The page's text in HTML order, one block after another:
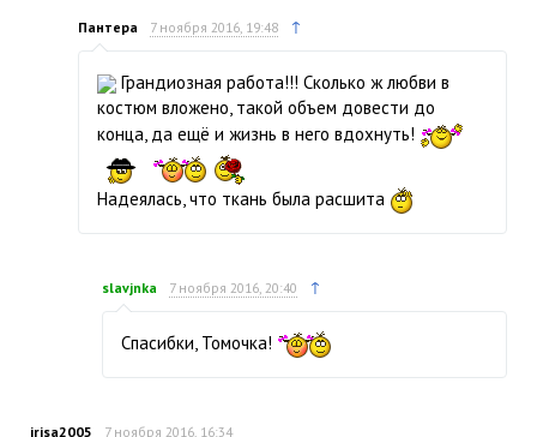
Пантера 7 ноября 2016, 19:48 ↑
Грандиозная работа!!! Сколько ж любви в
костюм вложено, такой объем довести до
конца, да ещё и жизнь в него вдохнуть!
Надеялась, что ткань была расшита
slavjnka 7 ноября 2016, 20:40 ↑
Спасибки, Томочка!
irisa2005 7 ноября 2016, 16:34